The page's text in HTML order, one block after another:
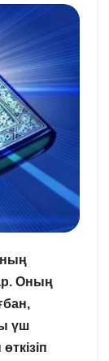
Оның
үш